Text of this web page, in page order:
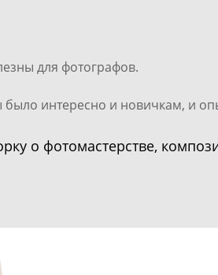
для фотографов.
интересно и новичкам, и
о фотомастерстве,